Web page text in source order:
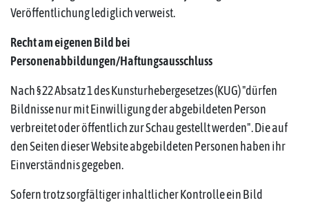
Veröffentlichung lediglich verweist.
Recht am eigenen Bild bei
Personenabbildungen/Haftungsausschluss
Nach § 22 Absatz 1 des Kunsturhebergesetzes (KUG) "dürfen
Bildnisse nur mit Einwilligung der abgebildeten Person
verbreitet oder öffentlich zur Schau gestellt werden". Die auf
den Seiten dieser Website abgebildeten Personen haben ihr
Einverständnis gegeben.
Sofern trotz sorgfältiger inhaltlicher Kontrolle ein Bild